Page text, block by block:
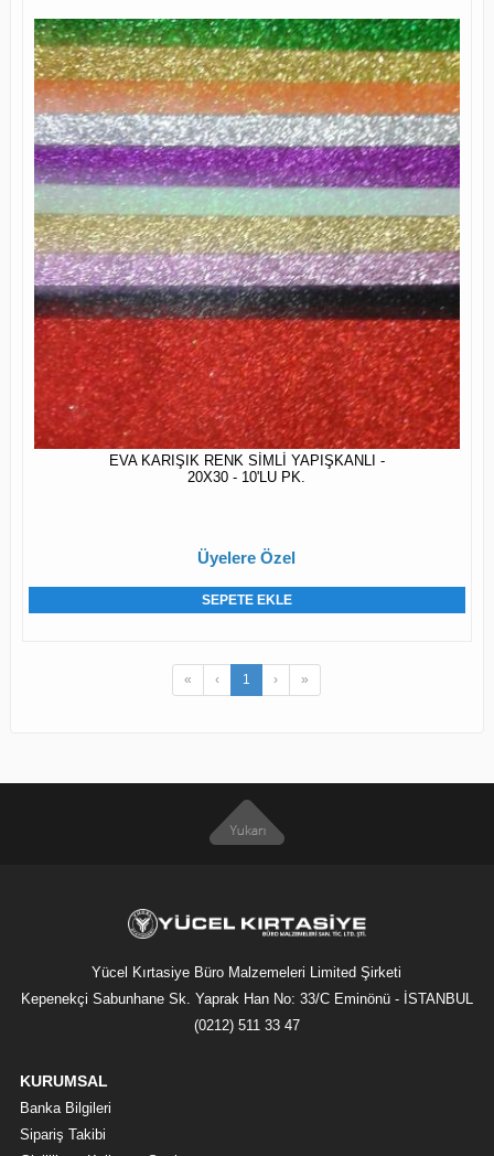
EVA KARIŞIK RENK SİMLİ YAPIŞKANLI -
20X30 - 10'LU PK.
Üyelere Özel
SEPETE EKLE
« ‹ 1 › »
Yücel Kırtasiye Büro Malzemeleri Limited Şirketi
Kepenekçi Sabunhane Sk. Yaprak Han No: 33/C Eminönü - İSTANBUL
(0212) 511 33 47
KURUMSAL
Banka Bilgileri
Sipariş Takibi